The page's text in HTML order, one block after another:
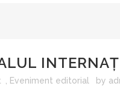
Eveniment editorial by